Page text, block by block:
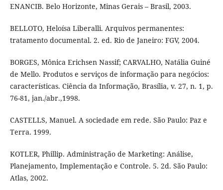
ENANCIB. Belo Horizonte, Minas Gerais – Brasil, 2003.
BELLOTO, Heloísa Liberalli. Arquivos permanentes:
tratamento documental. 2. ed. Rio de Janeiro: FGV, 2004.
BORGES, Mônica Erichsen Nassif; CARVALHO, Natália Guiné
de Mello. Produtos e serviços de informação para negócios:
características. Ciência da Informação, Brasília, v. 27, n. 1, p.
76-81, jan./abr.,1998.
CASTELLS, Manuel. A sociedade em rede. São Paulo: Paz e
Terra. 1999.
KOTLER, Phillip. Administração de Marketing: Análise,
Planejamento, Implementação e Controle. 5. 2d. São Paulo:
Atlas, 2002.